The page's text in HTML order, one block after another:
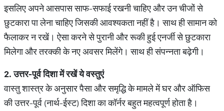
इसलिए अपने आसपास साफ-सफाई रखनी चाहिए और उन चीजों से
छुटकारा पा लेना चाहिए जिसकी आवश्यकता नहीं है। साथ ही सामान को
फैलाकर न रखें। ऐसा करने से पुरानी और रूकी हुई एनर्जी से छुटकारा
मिलेगा और तरक्की के नए अवसर मिलेंगे। साथ ही संपन्नता बढ़ेगी।
2.उत्तर-पूर्वदिशामेंरखेंयेवस्तुएं
वास्तु शास्त्र के अनुसार पैसा और समृद्धि के मामले में घर और ऑफिस
की उत्तर-पूर्व (नार्थ-ईस्ट) दिशा का कॉर्नर बहुत महत्वपूर्ण होता है।